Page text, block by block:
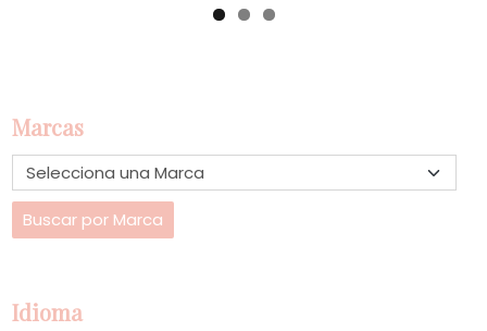
Marcas
Idioma